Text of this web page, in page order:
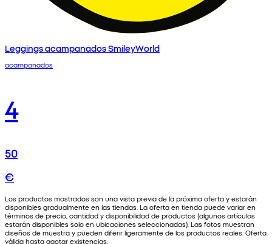
Leggings acampanados SmileyWorld
acampanados
4
50
€
Los productos mostrados son una vista previa de la próxima oferta y estarán
disponibles gradualmente en las tiendas. La oferta en tienda puede variar en
términos de precio, cantidad y disponibilidad de productos (algunos artículos
estarán disponibles solo en ubicaciones seleccionadas). Las fotos muestran
diseños de muestra y pueden diferir ligeramente de los productos reales. Oferta
válida hasta agotar existencias.